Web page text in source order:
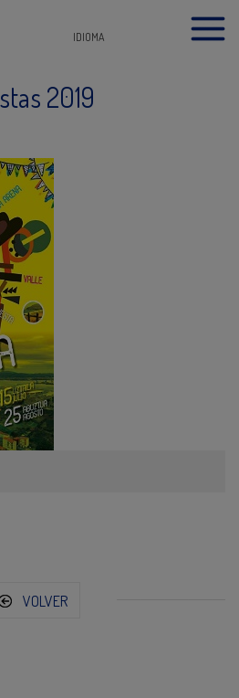
IDIOMA
2019
VOLVER